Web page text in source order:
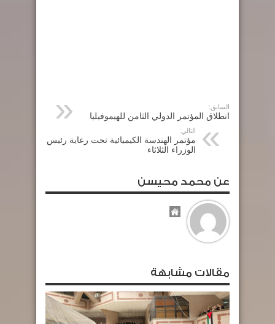
السابق:
انطلاق المؤتمر الدولي الثامن للهيموفيليا
التالي:
مؤتمر الهندسة الكيميائية تحت رعاية رئيس
الوزراء الثلاثاء
عن محمد محيسن
مقالات مشابهة